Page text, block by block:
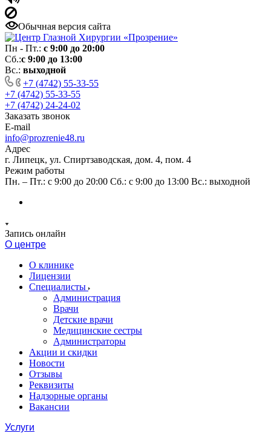
Обычная версия сайта
Пн - Пт.: с 9:00 до 20:00
Сб.:с 9:00 до 13:00
Вс.: выходной
+7 (4742) 55-33-55
+7 (4742) 55-33-55
+7 (4742) 24-24-02
Заказать звонок
E-mail
info@prozrenie48.ru
Адрес
г. Липецк, ул. Спиртзаводская, дом. 4, пом. 4
Режим работы
Пн. – Пт.: с 9:00 до 20:00 Сб.: с 9:00 до 13:00 Вс.: выходной
Запись онлайн
О центре
О клинике
Лицензии
Специалисты
Администрация
Врачи
Детские врачи
Медицинские сестры
Администраторы
Акции и скидки
Новости
Отзывы
Реквизиты
Надзорные органы
Вакансии
Услуги